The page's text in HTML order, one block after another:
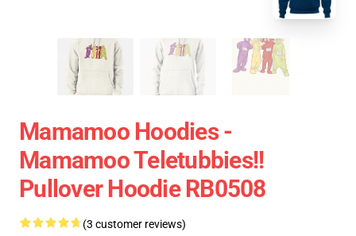
Mamamoo Hoodies -
Mamamoo Teletubbies!!
Pullover Hoodie RB0508
(3 customer reviews)